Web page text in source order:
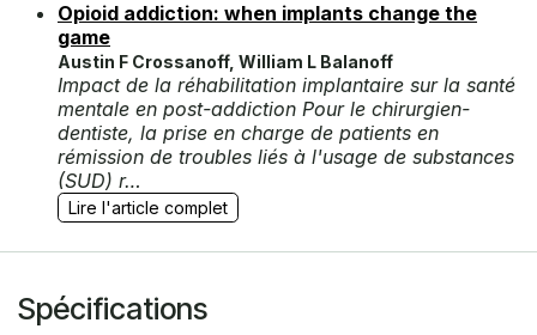
Opioid addiction: when implants change the
game
Austin F Crossanoff, William L Balanoff
Impact de la réhabilitation implantaire sur la santé
mentale en post-addiction Pour le chirurgien-
dentiste, la prise en charge de patients en
rémission de troubles liés à l'usage de substances
(SUD) r…
Lire l'article complet
Spécifications